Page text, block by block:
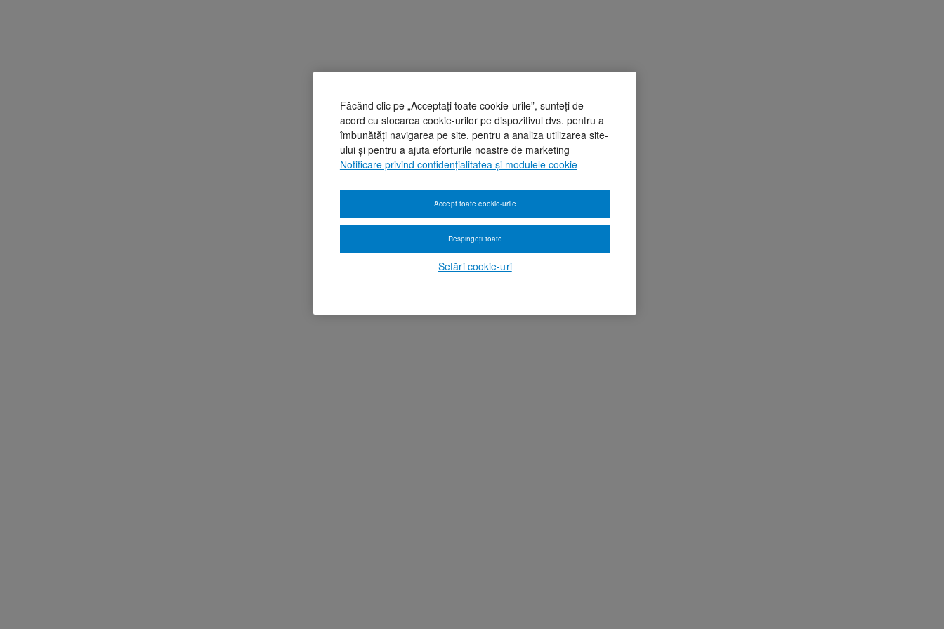
Făcând clic pe „Acceptați toate cookie-urile”, sunteți de
acord cu stocarea cookie-urilor pe dispozitivul dvs. pentru a
îmbunătăți navigarea pe site, pentru a analiza utilizarea site-
ului și pentru a ajuta eforturile noastre de marketing
Notificare privind confidențialitatea și modulele cookie
Setări cookie-uri
Respingeți toate
Accept toate cookie-urile